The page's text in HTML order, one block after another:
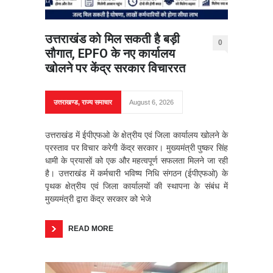
उत्तराखंड को मिल सकती है बड़ी
सौगात, EPFO के नए कार्यालय
खोलने पर केंद्र सरकार विचाररत
0
उत्तराखण्ड,राज्य समाचार August 6, 2026
उत्तराखंड में ईपीएफओ के क्षेत्रीय एवं जिला कार्यालय खोलने के
प्रस्ताव पर विचार करेगी केंद्र सरकार। मुख्यमंत्री पुष्कर सिंह
धामी के प्रयासों को एक और महत्वपूर्ण सफलता मिलने जा रही
है। उत्तराखंड में कर्मचारी भविष्य निधि संगठन (ईपीएफओ) के
पृथक क्षेत्रीय एवं जिला कार्यालयों की स्थापना के संबंध में
मुख्यमंत्री द्वारा केंद्र सरकार को भेजे
READ MORE